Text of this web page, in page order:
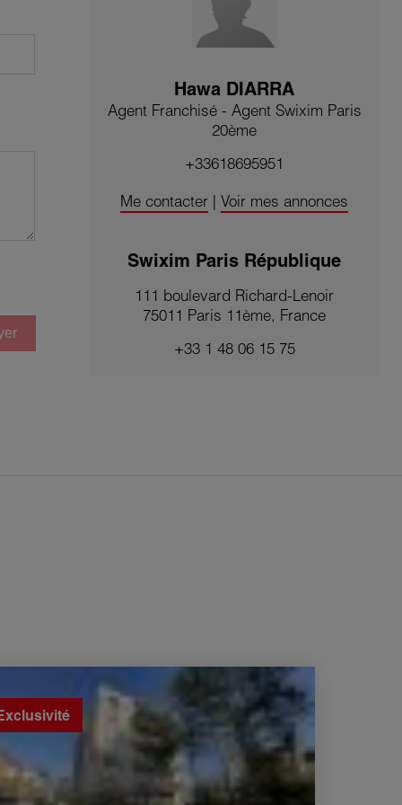
Hawa DIARRA
Agent Franchisé - Agent Swixim Paris
20ème
+33618695951
Me contacter |Voir mes annonces
Swixim Paris République
111 boulevard Richard-Lenoir
75011 Paris 11ème, France
+33 1 48 06 15 75
Appartement Nogent-sur-Marne 2 Pièces
m²